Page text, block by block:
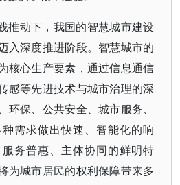
推动下，我国的智慧城市建设
入深度推进阶段。智慧城市的
核心生产要素，通过信息通信
感等先进技术与城市治理的深
环保、公共安全、城市服务、
需求做出快速、智能化的响
务普惠、主体协同的鲜明特
为城市居民的权利保障带来多